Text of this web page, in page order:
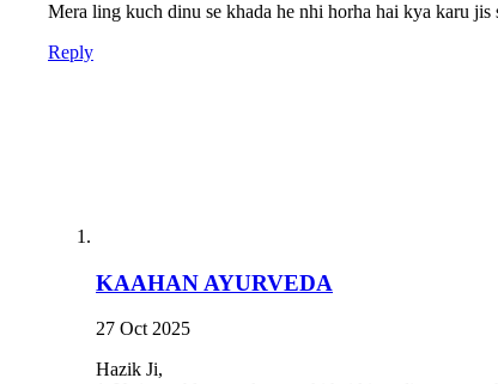
Mera ling kuch dinu se khada he nhi horha hai kya karu jis
Reply
KAAHAN AYURVEDA
27 Oct 2025
Hazik Ji,